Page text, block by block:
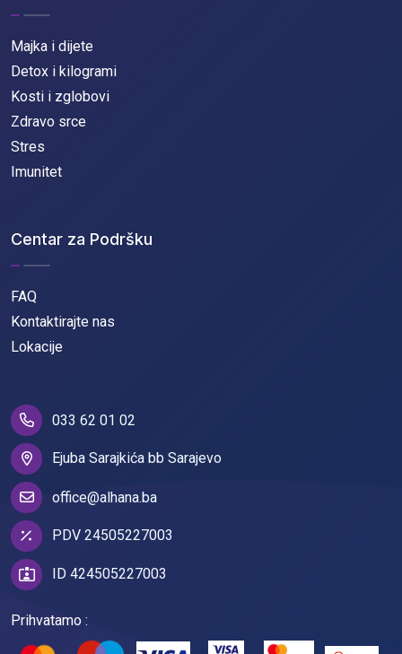
Majka i dijete
Detox i kilogrami
Kosti i zglobovi
Zdravo srce
Stres
Imunitet
Centar za Podršku
FAQ
Kontaktirajte nas
Lokacije
033 62 01 02
Ejuba Sarajkića bb Sarajevo
office@alhana.ba
PDV 24505227003
ID 424505227003
Prihvatamo :